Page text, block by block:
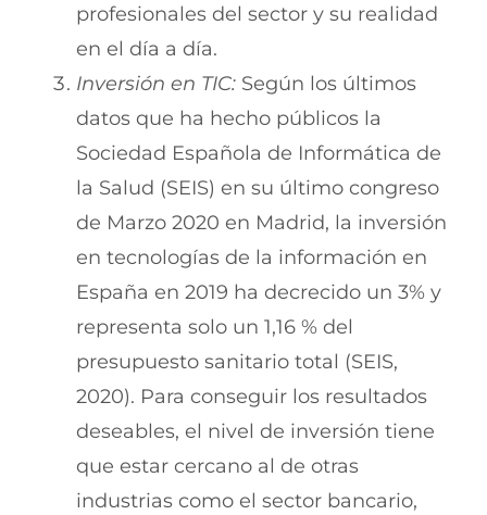
profesionales del sector y su realidad
en el día a día.
Inversión en TIC: Según los últimos
datos que ha hecho públicos la
Sociedad Española de Informática de
la Salud (SEIS) en su último congreso
de Marzo 2020 en Madrid, la inversión
en tecnologías de la información en
España en 2019 ha decrecido un 3% y
representa solo un 1,16 % del
presupuesto sanitario total (SEIS,
2020). Para conseguir los resultados
deseables, el nivel de inversión tiene
que estar cercano al de otras
industrias como el sector bancario,